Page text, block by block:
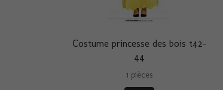
Costume princesse des bois t42-
44
1 pièces